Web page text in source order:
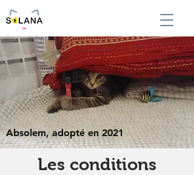
Absolem, adopté en 2021
Les conditions